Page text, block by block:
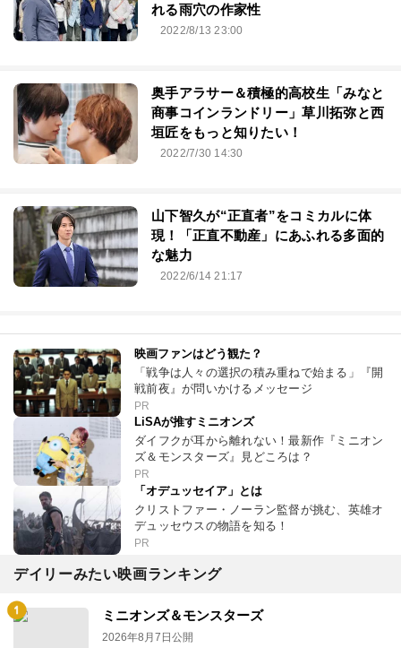
れる雨穴の作家性
2022/8/13 23:00
奥手アラサー＆積極的高校生「みなと
商事コインランドリー」草川拓弥と西
垣匠をもっと知りたい！
2022/7/30 14:30
山下智久が“正直者”をコミカルに体
現！「正直不動産」にあふれる多面的
な魅力
2022/6/14 21:17
映画ファンはどう観た？
「戦争は人々の選択の積み重ねで始まる」『開
戦前夜』が問いかけるメッセージ
PR
LiSAが推すミニオンズ
ダイフクが耳から離れない！最新作『ミニオン
ズ＆モンスターズ』見どころは？
PR
「オデュッセイア」とは
クリストファー・ノーラン監督が挑む、英雄オ
デュッセウスの物語を知る！
PR
デイリーみたい映画ランキング
ミニオンズ＆モンスターズ
2026年8月7日公開